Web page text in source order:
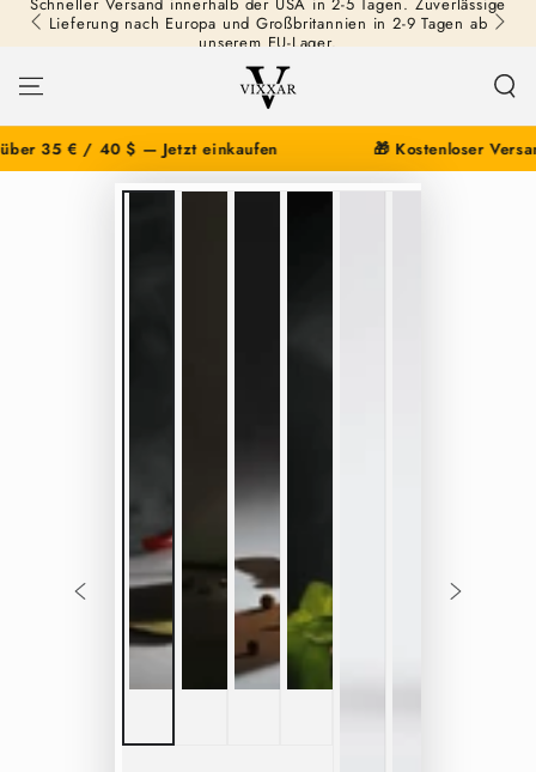
ZUM INHALT
SPRINGEN
Lieferung nach Europa und Großbritannien in 2-9 Tagen ab
unserem EU-Lager.
35 € / 40 $ — Jetzt einkaufen 🎁 Kostenloser
PRODUKTINFORMATIONEN